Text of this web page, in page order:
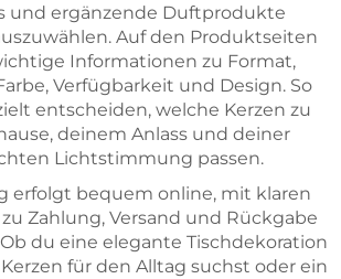
und ergänzende Duftprodukte
Auf den Produktseiten
Informationen zu Format,
Verfügbarkeit und Design. So
entscheiden, welche Kerzen zu
deinem Anlass und deiner
Lichtstimmung passen.
erfolgt bequem online, mit klaren
Zahlung, Versand und Rückgabe
du eine elegante Tischdekoration
für den Alltag suchst oder ein